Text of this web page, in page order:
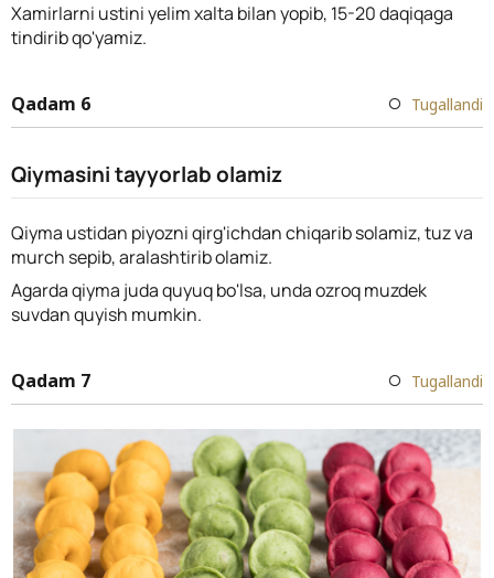
Xamirlarni ustini yelim xalta bilan yopib, 15-20 daqiqaga
tindirib qo'yamiz.
Qadam 6 Tugallandi
Qiymasini tayyorlab olamiz
Qiyma ustidan piyozni qirg'ichdan chiqarib solamiz, tuz va
murch sepib, aralashtirib olamiz.
Agarda qiyma juda quyuq bo'lsa, unda ozroq muzdek
suvdan quyish mumkin.
Qadam 7 Tugallandi